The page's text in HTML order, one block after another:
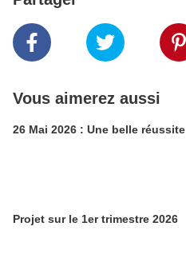
Vous aimerez aussi
26 Mai 2026 : Une belle réussite
Projet sur le 1er trimestre 2026